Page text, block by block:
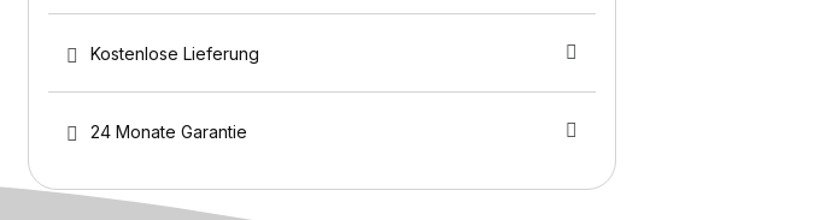
Kostenlose Lieferung
24 Monate Garantie